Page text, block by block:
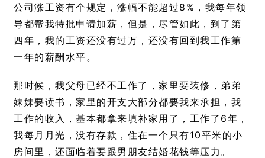
公司涨工资有个规定，涨幅不能超过8%，我每年领
导都帮我特批申请加薪，但是，尽管如此，到了第
四年，我的工资还没有过万，还没有回到我工作第
一年的薪酬水平。
那时候，我父母已经不工作了，家里要装修，弟弟
妹妹要读书，家里的开支大部分都要我来承担，我
工作的收入，基本都拿来填补家用了，工作了6年，
我每月月光，没有存款，住在一个只有10平米的小
房间里，还面临着要跟男朋友结婚花钱等压力。